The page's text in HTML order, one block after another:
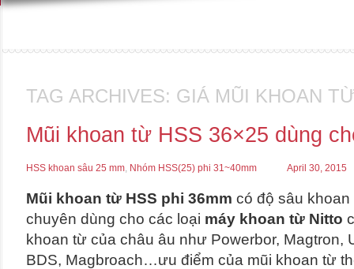
TAG ARCHIVES: GIÁ MŨI KHOAN
Mũi khoan từ HSS 36×25 dùng
HSS khoan sâu 25 mm, Nhóm HSS(25) phi 31~40mm April 30, 2015
Mũi khoan từ HSS phi 36mm có độ sâu
chuyên dùng cho các loại máy khoan từ Nitto
khoan từ của châu âu như Powerbor, Magtron,
BDS, Magbroach…ưu điểm của mũi khoan từ